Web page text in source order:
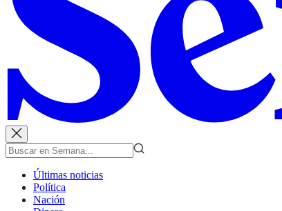
Últimas noticias
Política
Nación